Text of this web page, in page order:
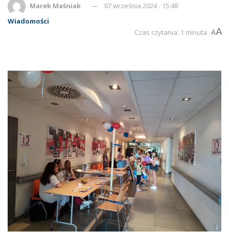
Marek Maśniak
07 września 2024 - 15:48
Wiadomości
Czas czytania: 1 minuta AA